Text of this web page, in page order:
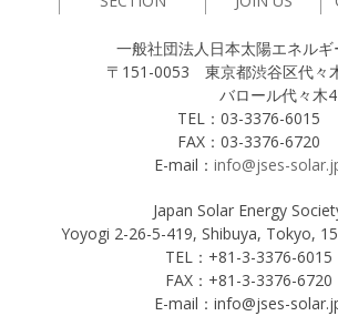
一般社団法人日本太陽エネルギ
〒151-0053 東京都渋谷区代々
バロール代々木
TEL：03-3376-6015
FAX：03-3376-6720
E-mail： info@jses-
Japan Solar Energy
Yoyogi 2-26-5-419, Shibuya, Tokyo,
TEL：+81-3-3376-6015
FAX：+81-3-3376-6720
E-mail：info@jses-